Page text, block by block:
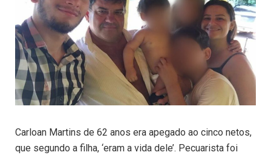
Carloan Martins de 62 anos era apegado ao cinco netos,
que segundo a filha, ‘eram a vida dele’. Pecuarista foi